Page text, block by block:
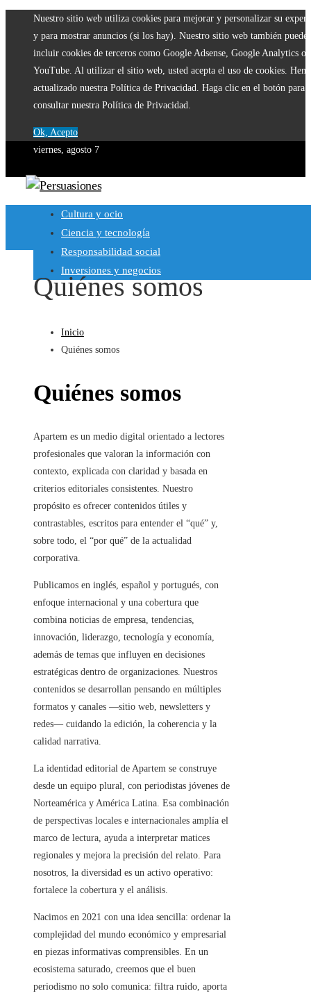
Nuestro sitio web utiliza cookies para mejorar y personalizar su
y para mostrar anuncios (si los hay). Nuestro sitio web también puede
incluir cookies de terceros como Google Adsense, Google Analytics o
YouTube. Al utilizar el sitio web, usted acepta el uso de cookies.
actualizado nuestra Política de Privacidad. Haga clic en el botón para
consultar nuestra Política de Privacidad.
Ok, Acepto
viernes, agosto 7
Cultura y ocio
Ciencia y tecnología
Responsabilidad social
Inversiones y negocios
Quiénes somos
Inicio
Quiénes somos
Quiénes somos
Apartem es un medio digital orientado a lectores
profesionales que valoran la información con
contexto, explicada con claridad y basada en
criterios editoriales consistentes. Nuestro
propósito es ofrecer contenidos útiles y
contrastables, escritos para entender el “qué” y,
sobre todo, el “por qué” de la actualidad
corporativa.
Publicamos en inglés, español y portugués, con
enfoque internacional y una cobertura que
combina noticias de empresa, tendencias,
innovación, liderazgo, tecnología y economía,
además de temas que influyen en decisiones
estratégicas dentro de organizaciones. Nuestros
contenidos se desarrollan pensando en múltiples
formatos y canales —sitio web, newsletters y
redes— cuidando la edición, la coherencia y la
calidad narrativa.
La identidad editorial de Apartem se construye
desde un equipo plural, con periodistas jóvenes de
Norteamérica y América Latina. Esa combinación
de perspectivas locales e internacionales amplía el
marco de lectura, ayuda a interpretar matices
regionales y mejora la precisión del relato. Para
nosotros, la diversidad es un activo operativo:
fortalece la cobertura y el análisis.
Nacimos en 2021 con una idea sencilla: ordenar la
complejidad del mundo económico y empresarial
en piezas informativas comprensibles. En un
ecosistema saturado, creemos que el buen
periodismo no solo comunica: filtra ruido, aporta